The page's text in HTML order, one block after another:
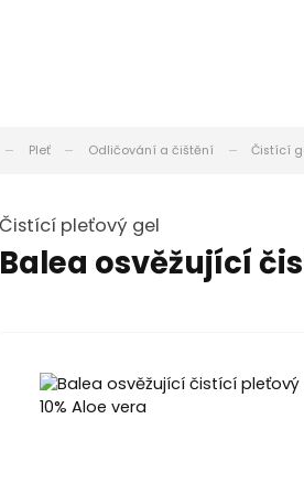
Pleť Odličování a čištění Čistící
Čistící pleťový gel
Balea osvěžující